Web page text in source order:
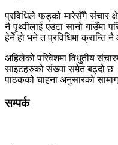
प्रविधिले फड्को मारेसँगै संचार
नै पृथ्वीलाई एउटा सानो गाउँमा
हेर्ने हो भने त प्रविधिमा क्रान्ति
अहिलेको परिवेशमा विधुतीय
साइटहरुको संख्या समेत बढ्दो छ
पाठकको चाहना अनुसारको
सम्पर्क